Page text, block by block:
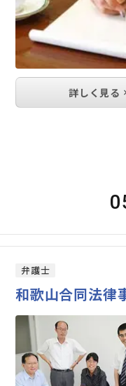
詳しく見る
弁護士
和歌山合同法律